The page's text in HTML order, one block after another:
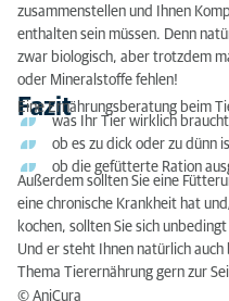
zusammenstellen und Ihnen
enthalten sein müssen. Denn
zwar biologisch, aber trotzdem
oder Mineralstoffe fehlen!
Fazit
Eine Ernährungsberatung beim
was Ihr Tier wirklich
ob es zu dick oder zu dünn
ob die gefütterte Ration
Außerdem sollten Sie eine
eine chronische Krankheit hat
kochen, sollten Sie sich
Und er steht Ihnen natürlich
Thema Tierernährung gern zur
© AniCura